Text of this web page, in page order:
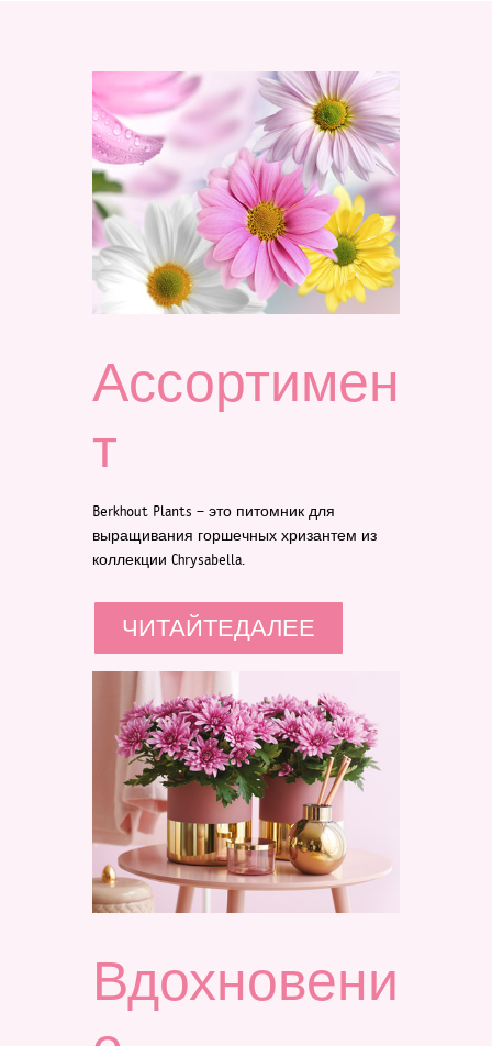
Ассортимен
т
Berkhout Plants – это питомник для
выращивания горшечных хризантем из
коллекции Chrysabella.
ЧИТАЙТЕДАЛЕЕ
Вдохновени